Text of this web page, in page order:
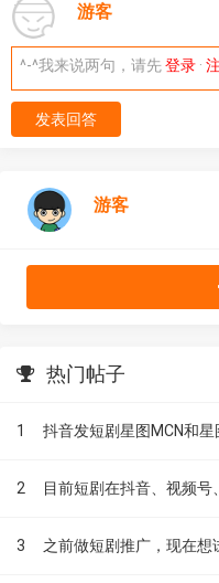
游客
^-^我来说两句，请先登录 ·
发表回答
游客
热门帖子
1 抖音发短剧星图MCN和
2
3 之前做短剧推广，现在想